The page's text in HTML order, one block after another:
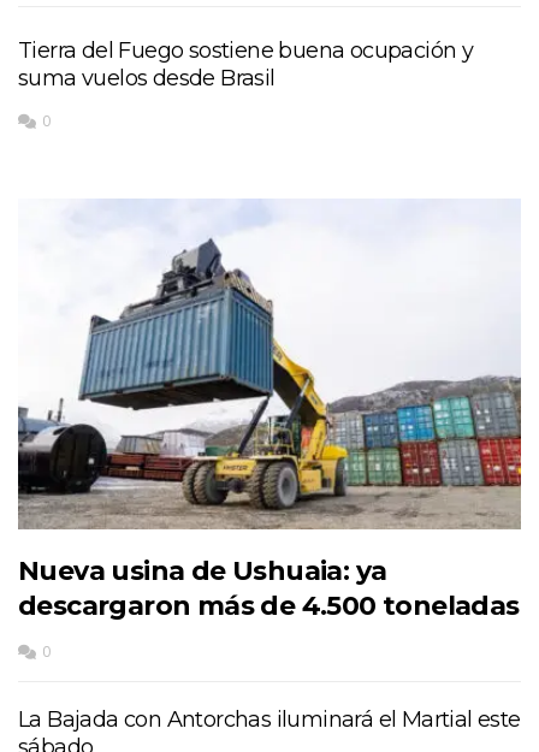
Tierra del Fuego sostiene buena ocupación y
suma vuelos desde Brasil
0
Nueva usina de Ushuaia: ya
descargaron más de 4.500 toneladas
0
La Bajada con Antorchas iluminará el Martial este